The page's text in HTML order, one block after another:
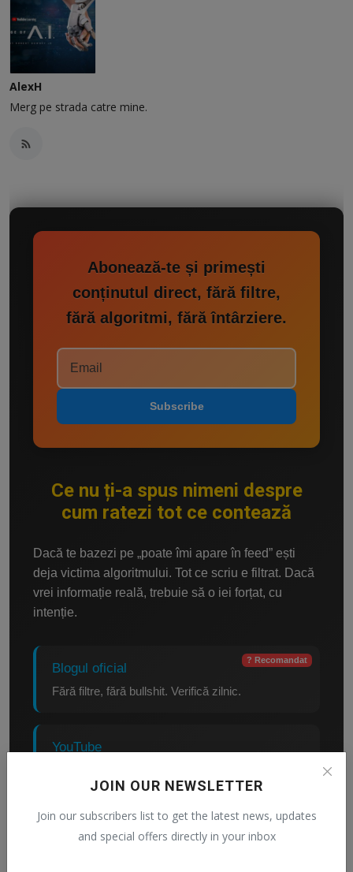
JOIN OUR NEWSLETTER
Join our subscribers list to get the latest news, updates
and special offers directly in your inbox
AlexH
Merg pe strada catre mine.
Abonează-te și primești
conținutul direct, fără filtre,
fără algoritmi, fără întârziere.
Subscribe
Ce nu ți-a spus nimeni despre
cum ratezi tot ce contează
Dacă te bazezi pe „poate îmi apare în feed” ești
deja victima algoritmului. Tot ce scriu e filtrat. Dacă
vrei informație reală, trebuie să o iei forțat, cu
intenție.
Blogul oficial
? Recomandat
Fără filtre, fără bullshit. Verifică zilnic.
YouTube